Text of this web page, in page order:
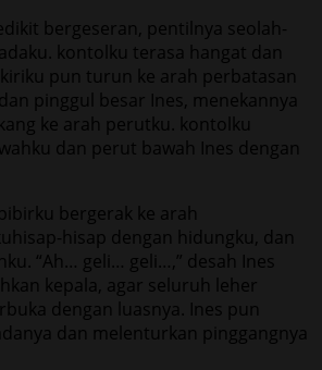
bergeseran, pentilnya seolah-
kontolku terasa hangat dan
pun turun ke arah perbatasan
pinggul besar Ines, menekannya
ke arah perutku. kontolku
dan perut bawah Ines dengan
bergerak ke arah
hisap dengan hidungku, dan
“Ah… geli… geli…,” desah Ines
kepala, agar seluruh leher
dengan luasnya. Ines pun
dan melenturkan pinggangnya